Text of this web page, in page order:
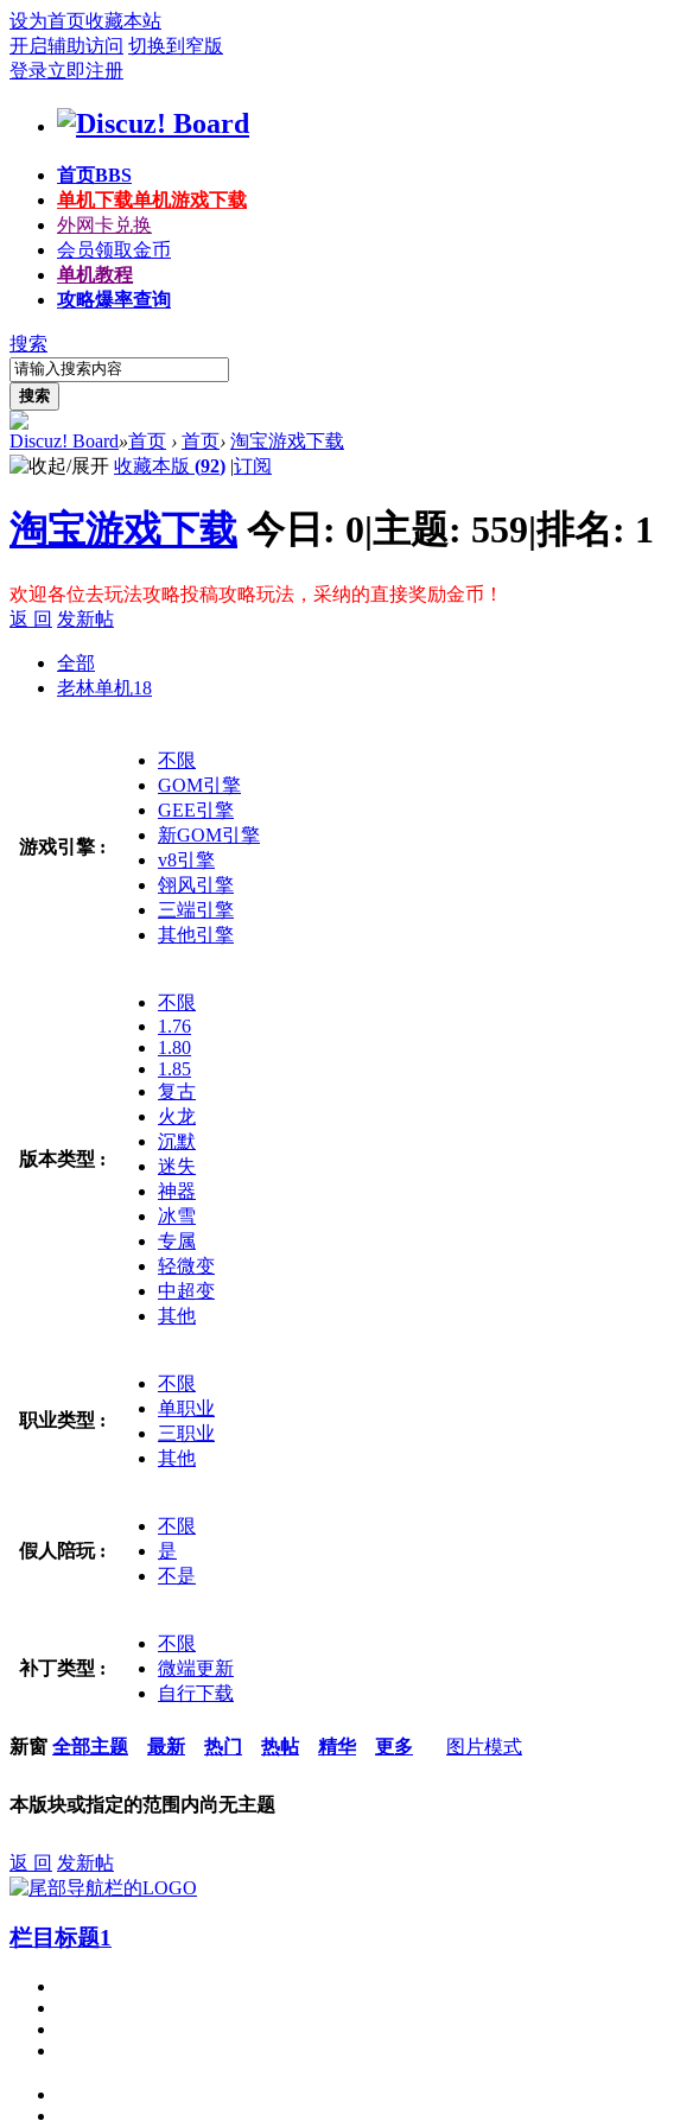
设为首页收藏本站
开启辅助访问 切换到窄版
登录立即注册
首页BBS
单机下载单机游戏下载
外网卡兑换
会员领取金币
单机教程
攻略爆率查询
搜索
搜索
Discuz! Board»首页 › 首页› 淘宝游戏下载
收藏本版 (92) |订阅
淘宝游戏下载 今日: 0|主题: 559|排名: 1
欢迎各位去玩法攻略投稿攻略玩法，采纳的直接奖励金币！
返 回 发新帖
全部
老林单机18
游戏引擎 :
不限
GOM引擎
GEE引擎
新GOM引擎
v8引擎
翎风引擎
三端引擎
其他引擎
版本类型 :
不限
1.76
1.80
1.85
复古
火龙
沉默
迷失
神器
冰雪
专属
轻微变
中超变
其他
职业类型 :
不限
单职业
三职业
其他
假人陪玩 :
不限
是
不是
补丁类型 :
不限
微端更新
自行下载
新窗 全部主题 最新 热门 热帖 精华 更多 图片模式
本版块或指定的范围内尚无主题
返 回 发新帖
栏目标题1